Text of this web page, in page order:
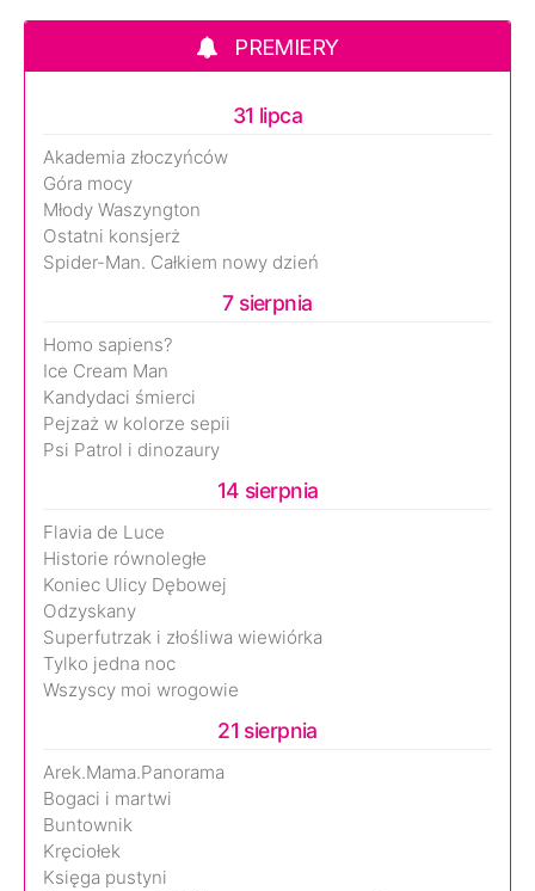
PREMIERY
31 lipca
Akademia złoczyńców
Góra mocy
Młody Waszyngton
Ostatni konsjerż
Spider-Man. Całkiem nowy dzień
7 sierpnia
Homo sapiens?
Ice Cream Man
Kandydaci śmierci
Pejzaż w kolorze sepii
Psi Patrol i dinozaury
14 sierpnia
Flavia de Luce
Historie równoległe
Koniec Ulicy Dębowej
Odzyskany
Superfutrzak i złośliwa wiewiórka
Tylko jedna noc
Wszyscy moi wrogowie
21 sierpnia
Arek.Mama.Panorama
Bogaci i martwi
Buntownik
Kręciołek
Księga pustyni